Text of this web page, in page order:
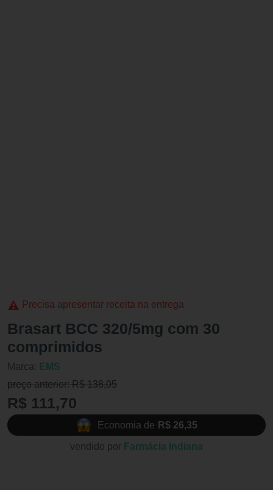
Precisa apresentar receita na entrega
Brasart BCC 320/5mg com 30
comprimidos
Marca: EMS
preço anterior: R$ 138,05
R$ 111,70
Economia de R$ 26,35
vendido por Farmácia Indiana